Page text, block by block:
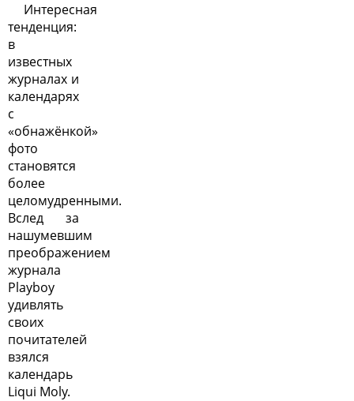
Интересная
тенденция:
в
известных
журналах и
календарях
с
«обнажёнкой»
фото
становятся
более
целомудренными.
Вслед за
нашумевшим
преображением
журнала
Playboy
удивлять
своих
почитателей
взялся
календарь
Liqui Moly.